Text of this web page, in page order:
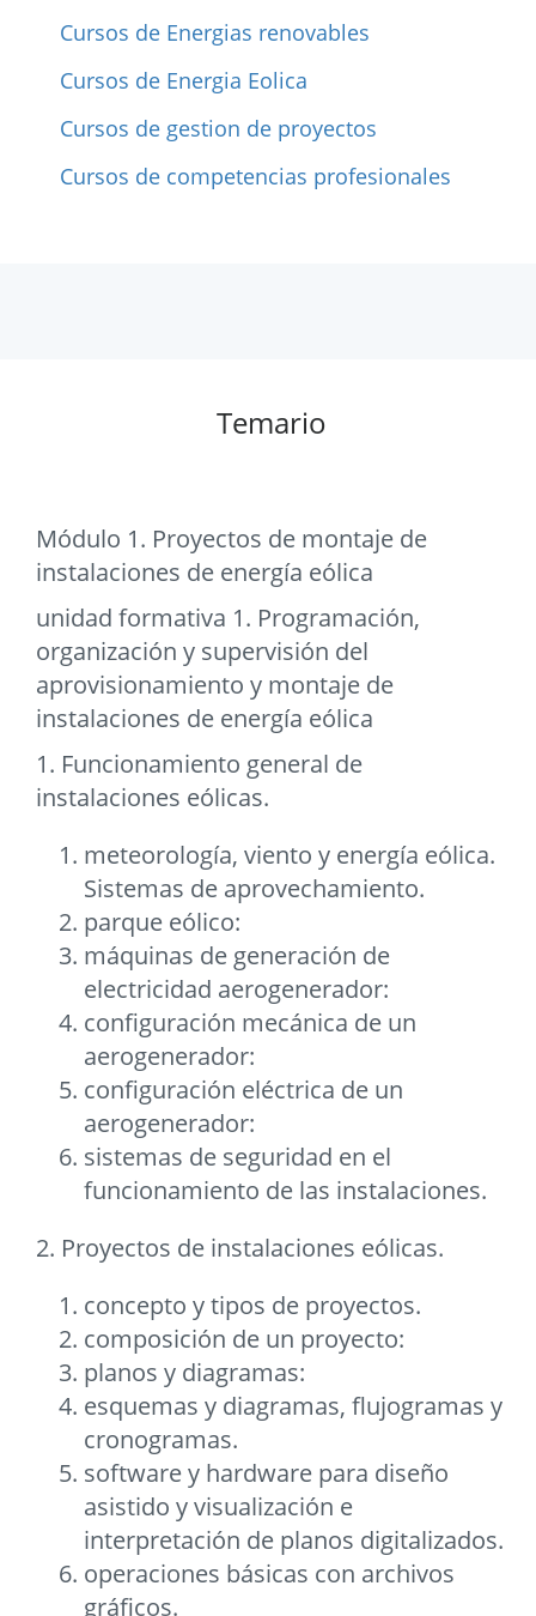
Cursos de Energias renovables
Cursos de Energia Eolica
Cursos de gestion de proyectos
Cursos de competencias profesionales
Temario
Módulo 1. Proyectos de montaje de
instalaciones de energía eólica
unidad formativa 1. Programación,
organización y supervisión del
aprovisionamiento y montaje de
instalaciones de energía eólica
1. Funcionamiento general de
instalaciones eólicas.
meteorología, viento y energía eólica.
Sistemas de aprovechamiento.
parque eólico:
máquinas de generación de
electricidad aerogenerador:
configuración mecánica de un
aerogenerador:
configuración eléctrica de un
aerogenerador:
sistemas de seguridad en el
funcionamiento de las instalaciones.
2. Proyectos de instalaciones eólicas.
concepto y tipos de proyectos.
composición de un proyecto:
planos y diagramas:
esquemas y diagramas, flujogramas y
cronogramas.
software y hardware para diseño
asistido y visualización e
interpretación de planos digitalizados.
operaciones básicas con archivos
gráficos.